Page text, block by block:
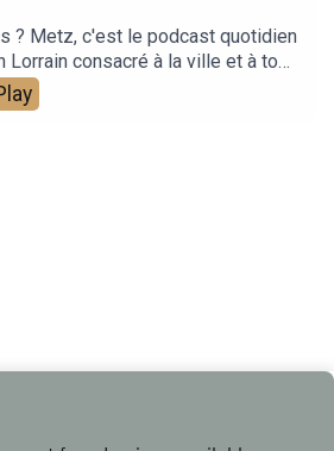
? Metz, c'est le podcast quotidien
Lorrain consacré à la ville et à tout
sur elle.Un podcast raconté
Russe basé sur les articles